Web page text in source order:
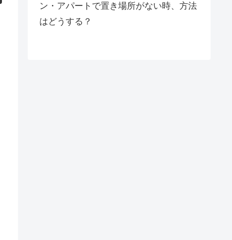
ン・アパートで置き場所がない時、方法
はどうする？